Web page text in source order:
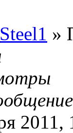
Steel1 »
2011,